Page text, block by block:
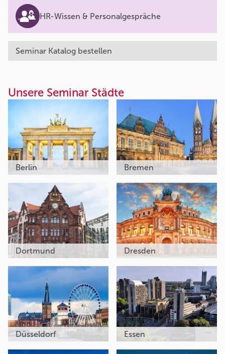
HR-Wissen & Personalgespräche
Seminar Katalog bestellen
Unsere Seminar Städte
Berlin Bremen
Dortmund Dresden
Düsseldorf Essen